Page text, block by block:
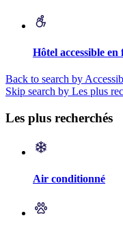
Hôtel accessible
Back to search by
Skip search by Les plus
Les plus recherchés
Air conditionné